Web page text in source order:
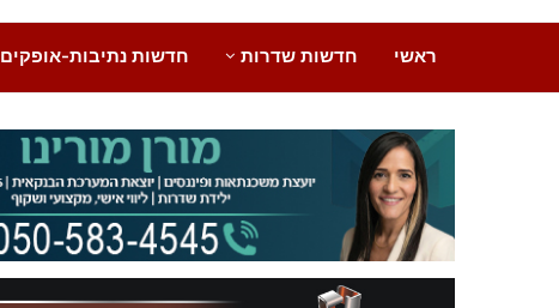
ראשי חדשות שדרות חדשות נתיבות-אופקים